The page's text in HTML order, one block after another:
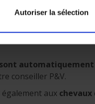
Autoriser la sélection
si votre animal
automatiquement
conseiller P&V.
également aux chevaux